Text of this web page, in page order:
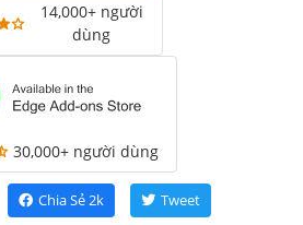
14,000+ người
dùng
30,000+ người dùng
Chia Sẻ2k Tweet